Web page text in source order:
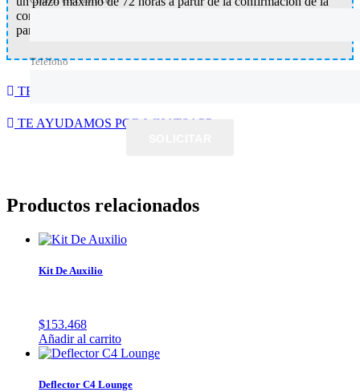
compra por nuestra parte nos pondremos en contacto contigo
para coordinar la entrega del mismo.
TE AYUDAMOS POR WHATSAPP
TE AYUDAMOS POR WHATSAPP
Productos relacionados
Kit De Auxilio
$153.468
Añadir al carrito
Deflector C4 Lounge
Teléfono